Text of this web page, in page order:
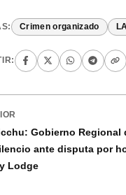
Crimen organizado
Gobierno Regional
ante disputa por
Lodge